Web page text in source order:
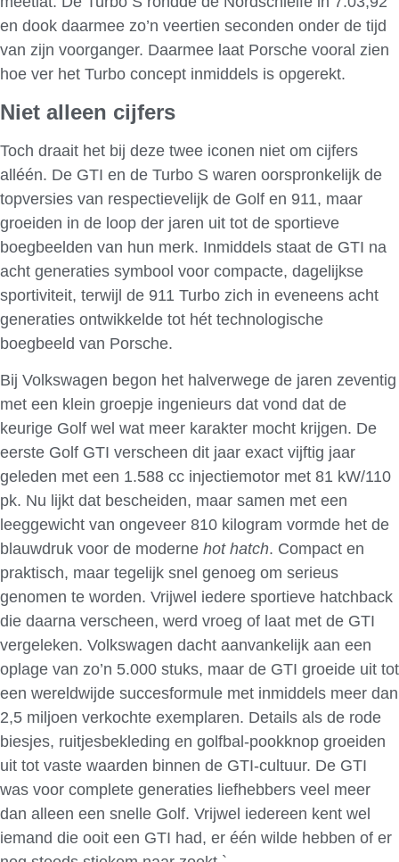
en dook daarmee zo’n veertien seconden onder de tijd
van zijn voorganger. Daarmee laat Porsche vooral zien
hoe ver het Turbo concept inmiddels is opgerekt.
Niet alleen cijfers
Toch draait het bij deze twee iconen niet om cijfers
alléén. De GTI en de Turbo S waren oorspronkelijk de
topversies van respectievelijk de Golf en 911, maar
groeiden in de loop der jaren uit tot de sportieve
boegbeelden van hun merk. Inmiddels staat de GTI na
acht generaties symbool voor compacte, dagelijkse
sportiviteit, terwijl de 911 Turbo zich in eveneens acht
generaties ontwikkelde tot hét technologische
boegbeeld van Porsche.
Bij Volkswagen begon het halverwege de jaren zeventig
met een klein groepje ingenieurs dat vond dat de
keurige Golf wel wat meer karakter mocht krijgen. De
eerste Golf GTI verscheen dit jaar exact vijftig jaar
geleden met een 1.588 cc injectiemotor met 81 kW/110
pk. Nu lijkt dat bescheiden, maar samen met een
leeggewicht van ongeveer 810 kilogram vormde het de
blauwdruk voor de moderne hot hatch. Compact en
praktisch, maar tegelijk snel genoeg om serieus
genomen te worden. Vrijwel iedere sportieve hatchback
die daarna verscheen, werd vroeg of laat met de GTI
vergeleken. Volkswagen dacht aanvankelijk aan een
oplage van zo’n 5.000 stuks, maar de GTI groeide uit tot
een wereldwijde succesformule met inmiddels meer dan
2,5 miljoen verkochte exemplaren. Details als de rode
biesjes, ruitjesbekleding en golfbal-pookknop groeiden
uit tot vaste waarden binnen de GTI-cultuur. De GTI
was voor complete generaties liefhebbers veel meer
dan alleen een snelle Golf. Vrijwel iedereen kent wel
iemand die ooit een GTI had, er één wilde hebben of er